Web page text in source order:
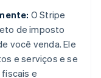
O Stripe
de imposto
você venda. Ele
e serviços e se
e